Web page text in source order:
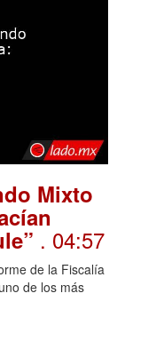
Mixto
. 04:57
de la Fiscalía
de los más